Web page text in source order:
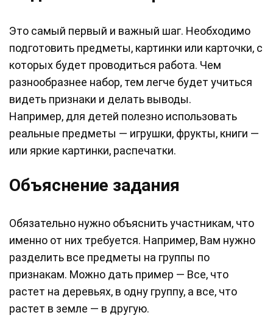
Это самый первый и важный шаг. Необходимо
подготовить предметы, картинки или карточки, с
которых будет проводиться работа. Чем
разнообразнее набор, тем легче будет учиться
видеть признаки и делать выводы.
Например, для детей полезно использовать
реальные предметы — игрушки, фрукты, книги —
или яркие картинки, распечатки.
Объяснение задания
Обязательно нужно объяснить участникам, что
именно от них требуется. Например, Вам нужно
разделить все предметы на группы по
признакам. Можно дать пример — Все, что
растет на деревьях, в одну группу, а все, что
растет в земле — в другую.